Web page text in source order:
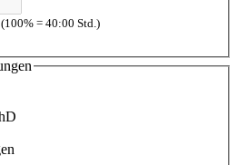
(100% = 40:00 Std.)